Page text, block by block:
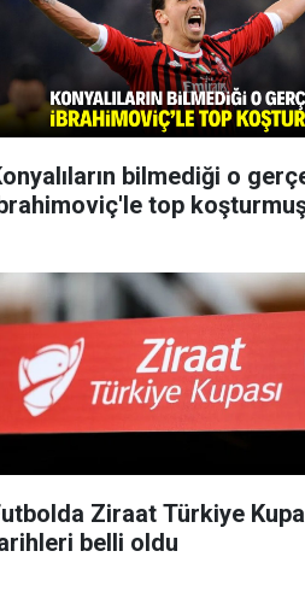
bilmediği o
top
Ziraat Türkiye
belli oldu